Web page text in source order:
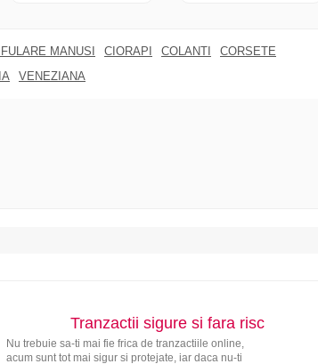
MANUSI CIORAPI COLANTI
CORSETE
VENEZIANA
Tranzactii sigure si fara risc
Nu trebuie sa-ti mai fie frica de tranzactiile online,
acum sunt tot mai sigur si protejate, iar daca nu-ti